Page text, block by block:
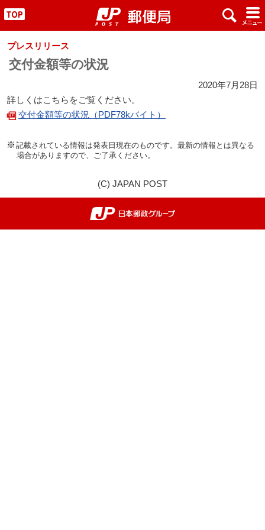
" x #
プレスリリース
交付金額等の状況
2020年7月28日
詳しくはこちらをご覧ください。
交付金額等の状況（PDF78kバイト）
記載されている情報は発表日現在のものです。最新の情報とは異なる
場合がありますので、ご了承ください。
(C) JAPAN POST